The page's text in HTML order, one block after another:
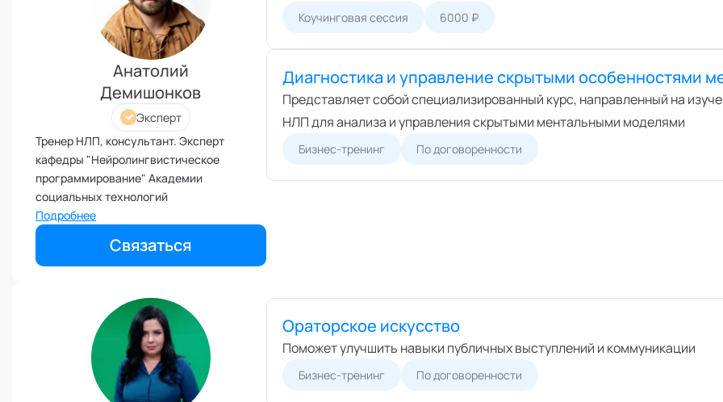
Командное лидерство
Коммуникационная стратегия
Коммуникация в команде
Корпоративная антропология
Корпоративная культура и
Коучинг команд
Коучинг руководителей
Кризисы
Маркетинговые и PR
коммуникации
Международные коммуникации
Наставничество
Невроз
Обучение и образовательные
программы
Ораторское искусство
Анатолий
Демишонков
Эксперт
Тренер НЛП, консультант. Эксперт
кафедры "Нейролингвистическое
программирование" Академии
социальных технологий
Подробнее
Связаться
Коучинговая сессия 6000 ₽
Диагностика и управление скрытыми особенностями
Представляет собой специализированный курс, направленный на
НЛП для анализа и управления скрытыми ментальными моделями
Бизнес-тренинг По договоренности
Ораторское искусство
Поможет улучшить навыки публичных выступлений и коммуникации
Бизнес-тренинг По договоренности